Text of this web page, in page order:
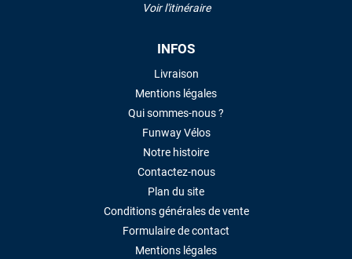
Voir l'itinéraire
INFOS
Livraison
Mentions légales
Qui sommes-nous ?
Funway Vélos
Notre histoire
Contactez-nous
Plan du site
Conditions générales de vente
Formulaire de contact
Mentions légales